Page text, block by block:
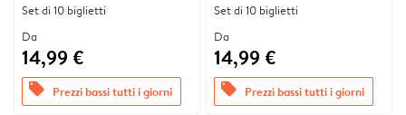
Set di 10 biglietti
Da
14,99 €
offers Prezzi bassi tutti i giorni
Set di 10 biglietti
Da
14,99 €
offers Prezzi bassi tutti i giorni